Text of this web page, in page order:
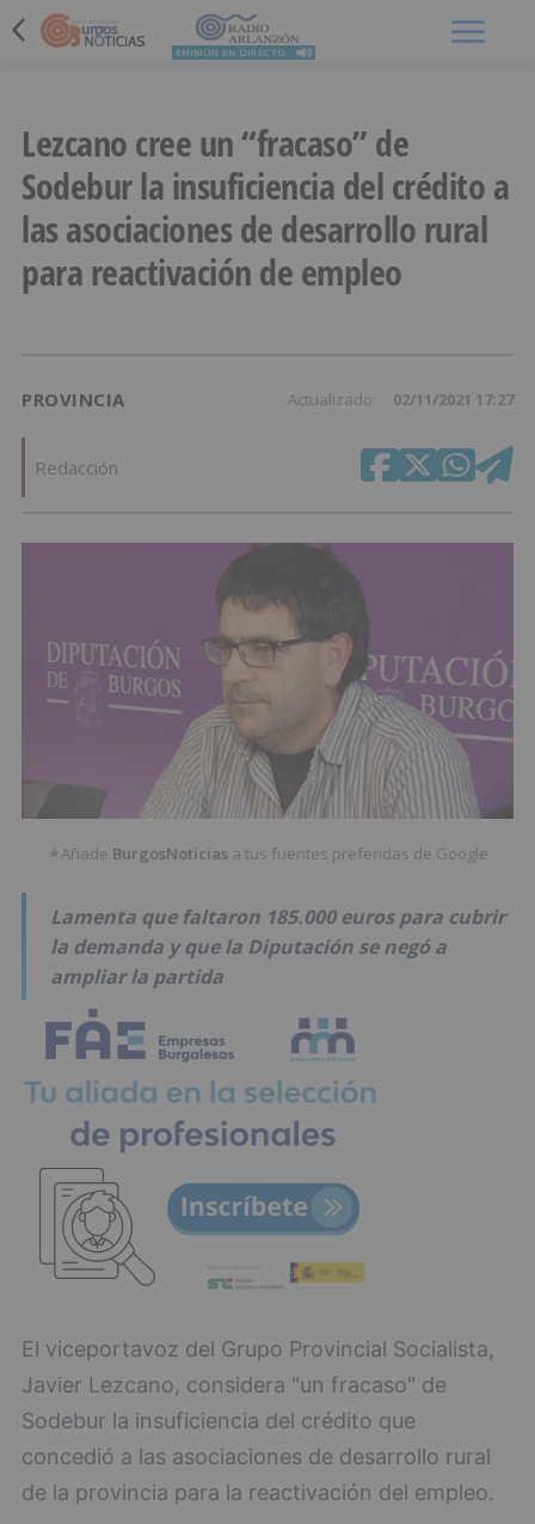
Lezcano cree un “fracaso” de
Sodebur la insuficiencia del crédito a
las asociaciones de desarrollo rural
para reactivación de empleo
PROVINCIA Actualizado 02/11/2021 17:27
Redacción
★Añade BurgosNoticias a tus fuentes preferidas de Google
Lamenta que faltaron 185.000 euros para cubrir
la demanda y que la Diputación se negó a
ampliar la partida
El viceportavoz del Grupo Provincial Socialista,
Javier Lezcano, considera "un fracaso" de
Sodebur la insuficiencia del crédito que
concedió a las asociaciones de desarrollo rural
de la provincia para la reactivación del empleo.